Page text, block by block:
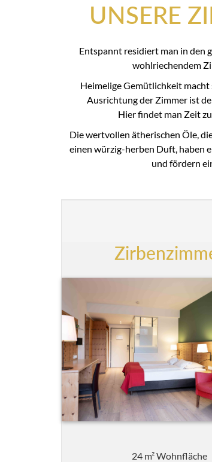
UNSERE
Entspannt residiert man in den
wohlriechendem
Heimelige Gemütlichkeit
Ausrichtung der Zimmer ist
Hier findet man Zeit
Die wertvollen ätherischen Öle,
einen würzig-herben Duft, haben
und fördern
24 m² Wohnfläche